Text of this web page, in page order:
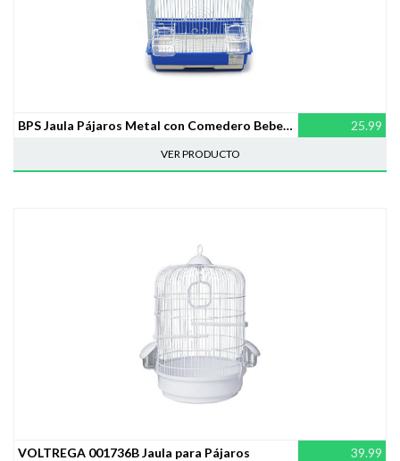
BPS Jaula Pájaros Metal con Comedero Bebedero (46 x 28 x 34.5 cm) BPS-1251 25.99
VER PRODUCTO
VOLTREGA 001736B Jaula para Pájaros 39.99